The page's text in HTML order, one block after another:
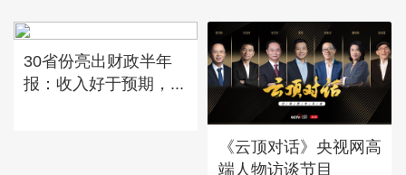
30省份亮出财政半年
报：收入好于预期，...
《云顶对话》央视网高
端人物访谈节目